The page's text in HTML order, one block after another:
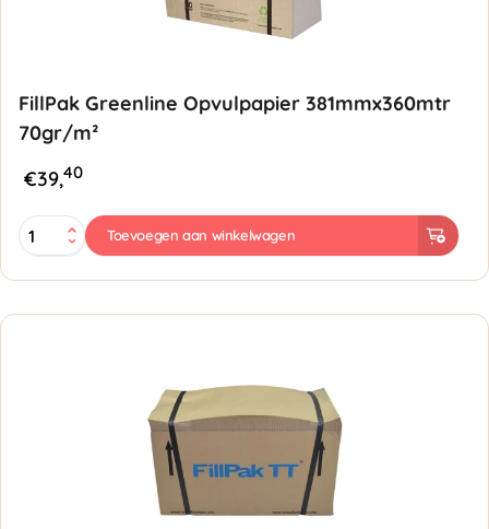
FillPak Greenline Opvulpapier 381mmx360mtr
70gr/m²
€39,40
FillPak
Greenline
70gr/m²
Toevoegen aan winkelwagen